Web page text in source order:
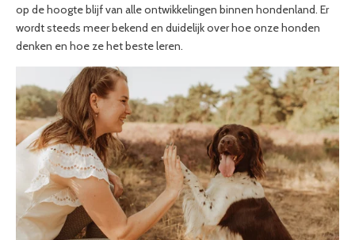
op de hoogte blijf van alle ontwikkelingen binnen hondenland. Er
wordt steeds meer bekend en duidelijk over hoe onze honden
denken en hoe ze het beste leren.